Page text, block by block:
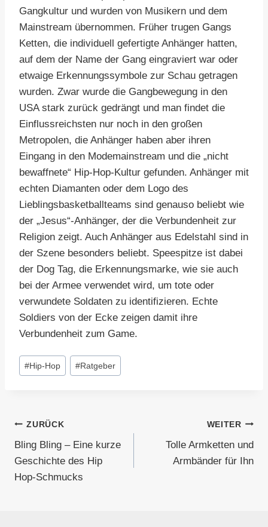
Gangkultur und wurden von Musikern und dem
Mainstream übernommen. Früher trugen Gangs
Ketten, die individuell gefertigte Anhänger hatten,
auf dem der Name der Gang eingraviert war oder
etwaige Erkennungssymbole zur Schau getragen
wurden. Zwar wurde die Gangbewegung in den
USA stark zurück gedrängt und man findet die
Einflussreichsten nur noch in den großen
Metropolen, die Anhänger haben aber ihren
Eingang in den Modemainstream und die „nicht
bewaffnete“ Hip-Hop-Kultur gefunden. Anhänger mit
echten Diamanten oder dem Logo des
Lieblingsbasketballteams sind genauso beliebt wie
der „Jesus“-Anhänger, der die Verbundenheit zur
Religion zeigt. Auch Anhänger aus Edelstahl sind in
der Szene besonders beliebt. Speespitze ist dabei
der Dog Tag, die Erkennungsmarke, wie sie auch
bei der Armee verwendet wird, um tote oder
verwundete Soldaten zu identifizieren. Echte
Soldiers von der Ecke zeigen damit ihre
Verbundenheit zum Game.
Schlagworte:
#Hip-Hop #Ratgeber
Beitragsnavigation
ZURÜCK
Bling Bling – Eine kurze
Geschichte des Hip
Hop-Schmucks
WEITER
Tolle Armketten und
Armbänder für Ihn